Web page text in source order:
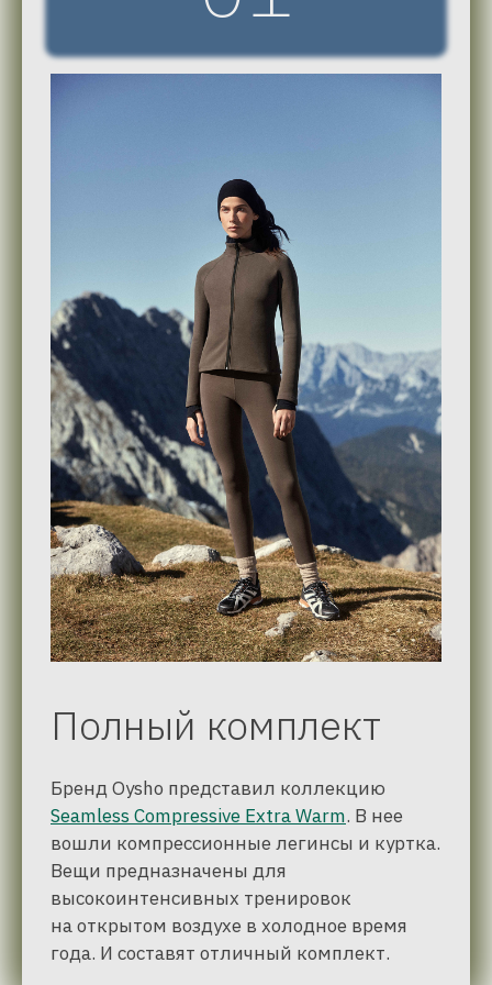
Полный комплект
Бренд Oysho представил коллекцию
Seamless Compressive Extra Warm. В нее
вошли компрессионные легинсы и куртка.
Вещи предназначены для
высокоинтенсивных тренировок
на открытом воздухе в холодное время
года. И составят отличный комплект.